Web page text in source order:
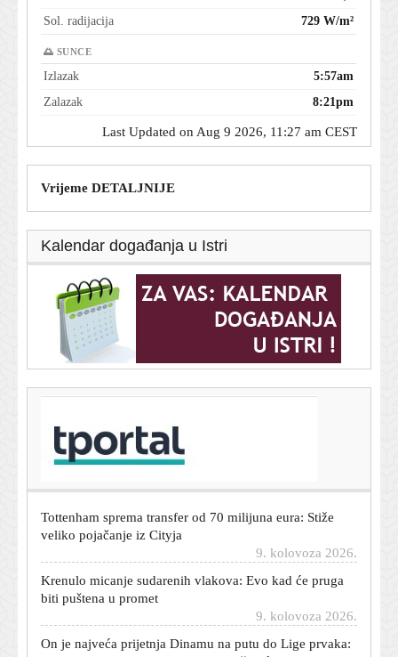
Sol. radijacija
729 W/m²
🌅 SUNCE
Izlazak
5:57am
Zalazak
8:21pm
Last Updated on Aug 9 2026, 11:27 am CEST
Vrijeme DETALJNIJE
Kalendar događanja u Istri
Pjesme Taylor Swift uklonjene s objava kampanje
Donalda Trumpa i Bijele kuće
veliko pojačanje iz Cityja
biti puštena u promet
Rođen je u Rijeci, a brojke su zastrašujuće